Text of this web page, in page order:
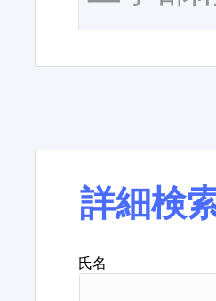
詳細検
氏名